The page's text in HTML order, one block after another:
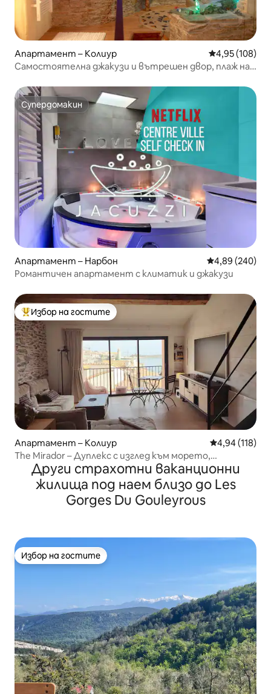
Апартамент – Колиур Средна
4,95 (108)
Самостоятелна джакузи и вътрешен двор, плаж на
Супердомакин
Супердомакин
Апартамент – Нарбон Средна
4,89 (240)
Романтичен апартамент с климатик и джакузи
Най-популярен избор на гостите
Избор на гостите
Апартамент – Колиур Средна
4,94 (118)
The Mirador – Дуплекс с изглед към морето,
климатик и гараж
Други страхотни ваканционни
жилища под наем близо до Les
Gorges Du Gouleyrous
Избор на гостите
Избор на гостите